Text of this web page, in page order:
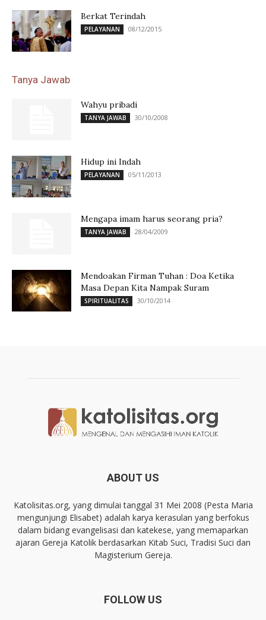
Berkat Terindah
PELAYANAN 08/12/2015
Tanya Jawab
Wahyu pribadi
TANYA JAWAB 30/10/2008
Hidup ini Indah
PELAYANAN 05/11/2013
Mengapa imam harus seorang pria?
TANYA JAWAB 28/04/2009
Mendoakan Firman Tuhan : Doa Ketika
Masa Depan Kita Nampak Suram
SPIRITUALITAS 30/10/2014
ABOUT US
Katolisitas.org, yang dimulai tanggal 31 Mei 2008 (Pesta Maria
mengunjungi Elisabet) adalah karya kerasulan yang berfokus
dalam bidang evangelisasi dan katekese, yang memaparkan
ajaran Gereja Katolik berdasarkan Kitab Suci, Tradisi Suci dan
Magisterium Gereja.
FOLLOW US